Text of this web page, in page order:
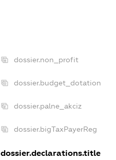
dossier.non_profit
dossier.budget_dotation
dossier.palne_akciz
dossier.bigTaxPayerReg
dossier.declarations.title